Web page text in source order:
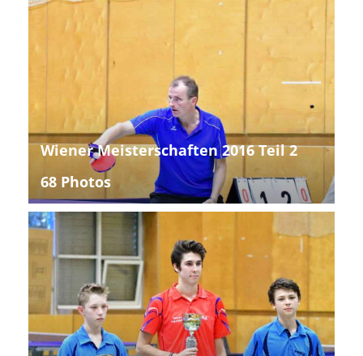
Wiener Meisterschaften 2016 Teil 2
68 Photos